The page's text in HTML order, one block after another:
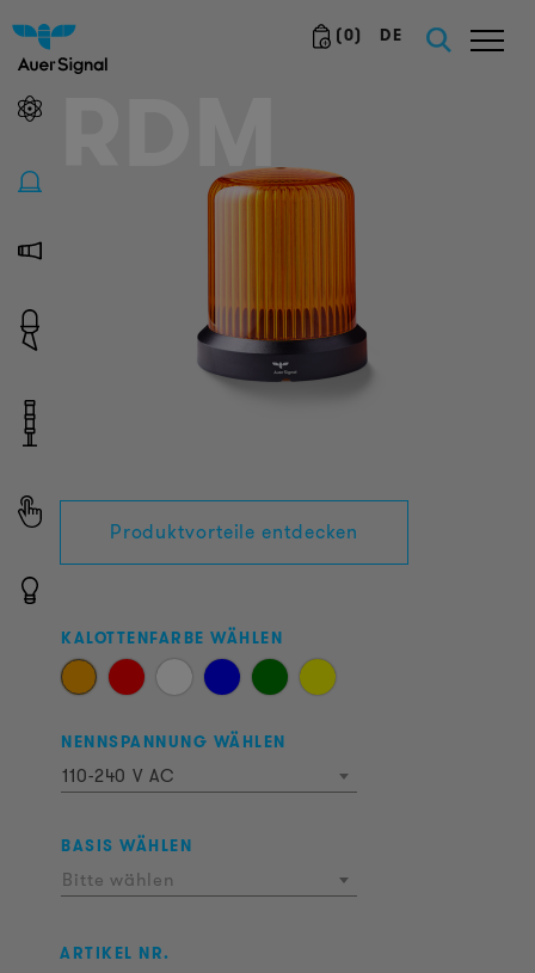
(0) DE
RDM
Produktvorteile entdecken
KALOTTENFARBE WÄHLEN
NENNSPANNUNG WÄHLEN
110-240 V AC
BASIS WÄHLEN
Bitte wählen
ARTIKEL NR.